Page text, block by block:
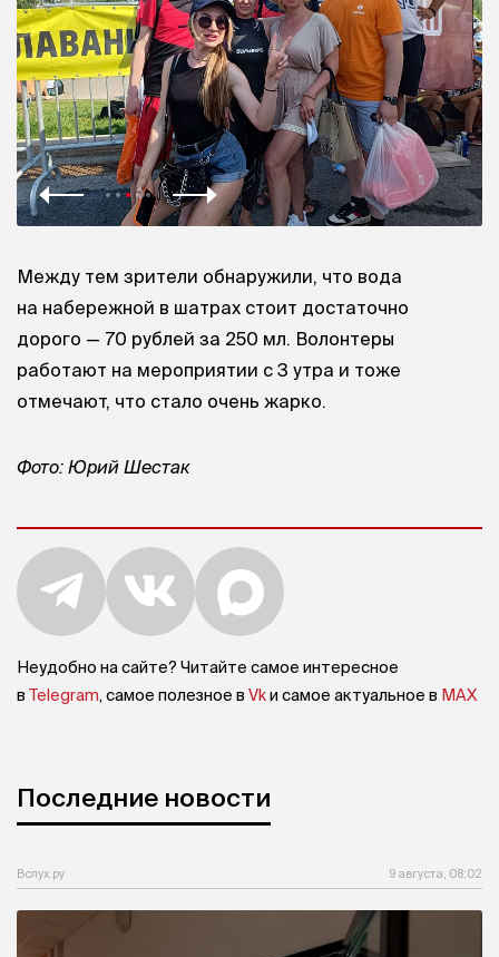
Между тем зрители обнаружили, что вода
на набережной в шатрах стоит достаточно
дорого — 70 рублей за 250 мл. Волонтеры
работают на мероприятии с 3 утра и тоже
отмечают, что стало очень жарко.
Фото: Юрий Шестак
Неудобно на сайте? Читайте самое интересное
в Telegram, самое полезное в Vkи самое актуальное в MAX
Последние новости
Вслух.ру 9 августа, 08:02